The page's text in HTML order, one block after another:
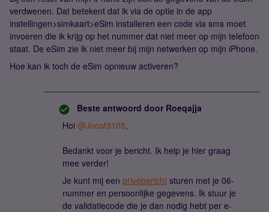
verdwenen. Dat betekent dat ik via de optie in de app
instellingen>simkaart>eSim installeren een code via sms moet
invoeren die ik krijg op het nummer dat niet meer op mijn telefoon
staat. De eSim zie ik niet meer bij mijn netwerken op mijn iPhone.
Hoe kan ik toch de eSim opnieuw activeren?
Beste antwoord door Roeqajja
Hoi @Joost3105,
Bedankt voor je bericht. Ik help je hier graag
mee verder!
Je kunt mij een privébericht sturen met je 06-
nummer en persoonlijke gegevens. Ik stuur je
de validatiecode die je dan nodig hebt per e-